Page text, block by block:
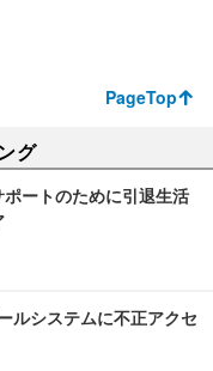
PageTop
グ
ートのために引退生活
ルシステムに不正アクセ